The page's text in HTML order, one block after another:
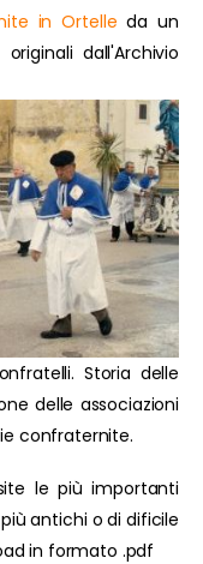
in Ortelle da un
dall'Archivio
Storia delle
delle associazioni
confraternite.
le più importanti
antichi o di dificile
in formato .pdf